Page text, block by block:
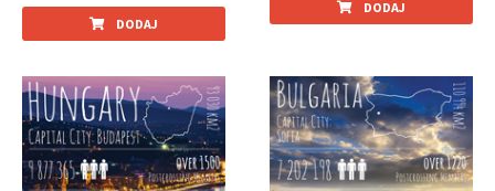
DODAJ
DODAJ